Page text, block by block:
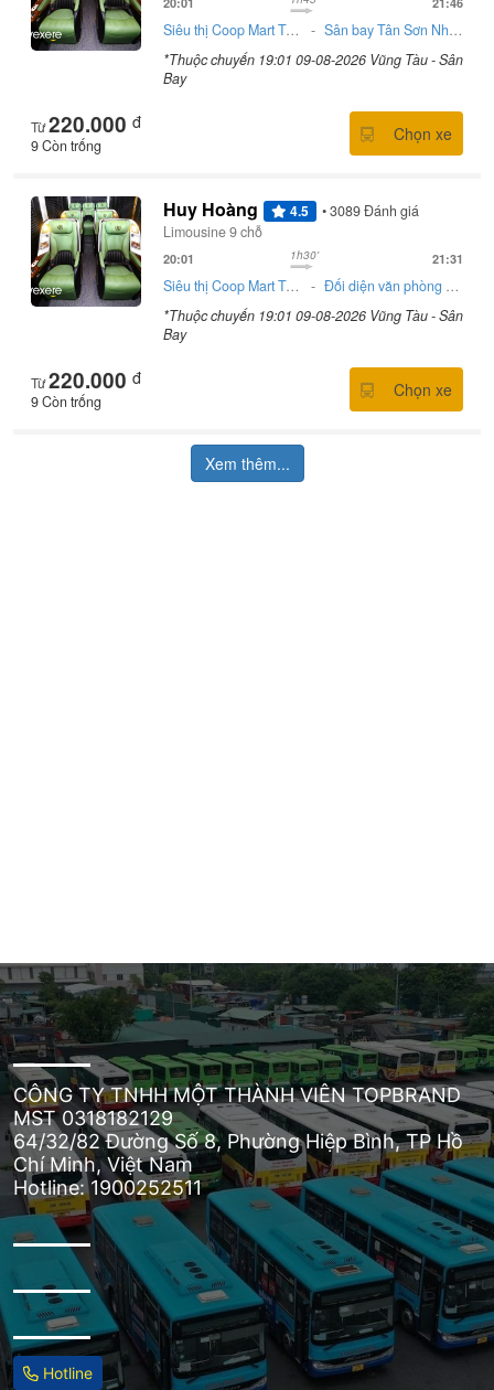
CÔNG TY TNHH MỘT THÀNH VIÊN TOPBRAND
MST 0318182129
64/32/82 Đường Số 8, Phường Hiệp Bình, TP Hồ
Chí Minh, Việt Nam
Hotline: 1900252511
Hotline